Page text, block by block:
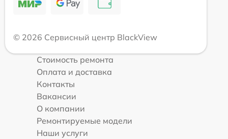
© 2026 Сервисный центр BlackView
Стоимость ремонта
Оплата и доставка
Контакты
Вакансии
О компании
Ремонтируемые модели
Наши услуги